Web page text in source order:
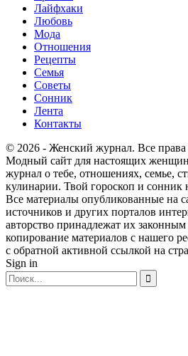
Лайфхаки
Любовь
Мода
Отношения
Рецепты
Семья
Советы
Сонник
Лента
Контакты
© 2026 - Женский журнал. Все
Модный сайт для настоящих
журнал о тебе, отношениях, семье,
кулинарии. Твой гороскоп и сонник
Все материалы опубликованные на
источников и других порталов
авторство принадлежат их
копирование материалов с нашего
с обратной активной ссылкой на
Sign in